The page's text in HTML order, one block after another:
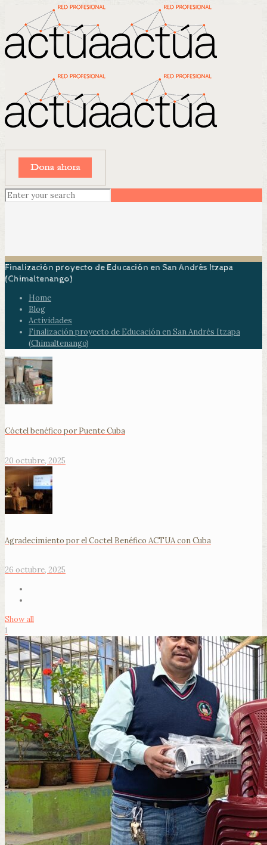
Finalización proyecto de Educación en San Andrés Itzapa
(Chimaltenango)
Home
Blog
Actividades
Finalización proyecto de Educación en San Andrés Itzapa
(Chimaltenango)
Cóctel benéfico por Puente Cuba
20 octubre, 2025
Agradecimiento por el Coctel Benéfico ACTUA con Cuba
26 octubre, 2025
Show all
1